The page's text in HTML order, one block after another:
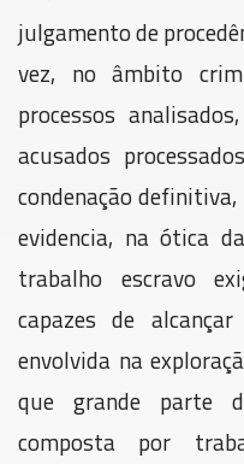
julgamento de
vez, no âmbito
processos
acusados
condenação
evidencia, na ótica
trabalho escravo
capazes de
envolvida na
que grande parte
composta por